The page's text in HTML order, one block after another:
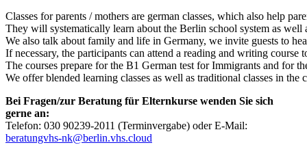
Classes for parents / mothers are german classes, which also help
They will systematically learn about the Berlin school system as
We also talk about family and life in Germany, we invite guests to
If necessary, the participants can attend a reading and writing
The courses prepare for the B1 German test for Immigrants and for
We offer blended learning classes as well as traditional classes in the
Bei Fragen/zur Beratung für Elternkurse wenden Sie sich
gerne an:
Telefon: 030 90239-2011 (Terminvergabe) oder E-Mail:
beratungvhs-nk@berlin.vhs.cloud